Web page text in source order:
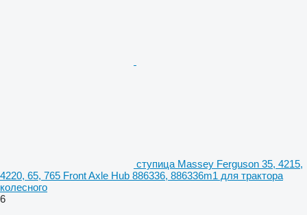
ступица Massey Ferguson 35, 4215,
4220, 65, 765 Front Axle Hub 886336, 886336m1 для трактора
колесного
6